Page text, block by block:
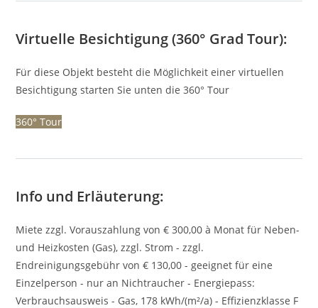
Virtuelle Besichtigung (360° Grad Tour):
Für diese Objekt besteht die Möglichkeit einer virtuellen
Besichtigung starten Sie unten die 360° Tour
360° Tour
Info und Erläuterung:
Miete zzgl. Vorauszahlung von € 300,00 à Monat für Neben-
und Heizkosten (Gas), zzgl. Strom - zzgl.
Endreinigungsgebühr von € 130,00 - geeignet für eine
Einzelperson - nur an Nichtraucher - Energiepass:
Verbrauchsausweis - Gas, 178 kWh/(m²/a) - Effizienzklasse F